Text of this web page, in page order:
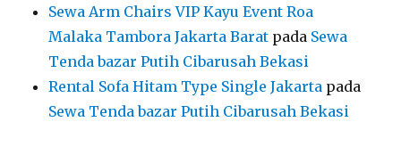
Sewa Arm Chairs VIP Kayu Event Roa
Malaka Tambora Jakarta Barat pada Sewa
Tenda bazar Putih Cibarusah Bekasi
Rental Sofa Hitam Type Single Jakarta pada
Sewa Tenda bazar Putih Cibarusah Bekasi